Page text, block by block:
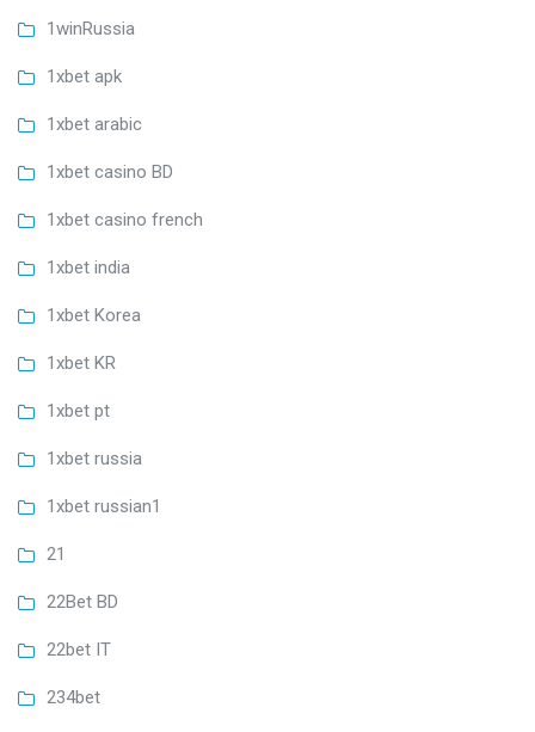
1winRussia
1xbet apk
1xbet arabic
1xbet casino BD
1xbet casino french
1xbet india
1xbet Korea
1xbet KR
1xbet pt
1xbet russia
1xbet russian1
21
22Bet BD
22bet IT
234bet